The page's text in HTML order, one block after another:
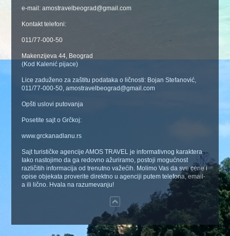
e-mail: amostravelbeograd@gmail.com
Kontakt telefoni:
011/77-000-50
Makenzijeva 44, Beograd
(Kod Kalenić pijace)
Lice zaduženo za zaštitu podataka o ličnosti: Bojan Stefanović,
011/77-000-50, amostravelbeograd@gmail.com
Opšti uslovi putovanja
Posetite sajt o Grčkoj:
www.grckanadlanu.rs
Sajt turističke agencije AMOS TRAVEL je informativnog karaktera.
Iako nastojimo da ga redovno ažuriramo, postoji mogućnost
različitih informacija od trenutno važećih. Molimo Vas da sve cene i
opise objekata proverite direktno u agenciji putem telefona, email-
a ili lično. Hvala na razumevanju!